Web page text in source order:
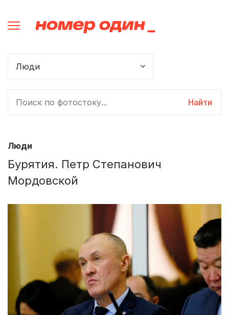
Найти
Люди
Бурятия. Петр Степанович
Мордовской